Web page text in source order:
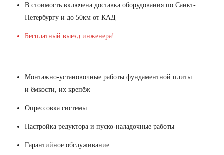
В стоимость включена доставка оборудования по Санкт-
Петербургу и до 50км от КАД
Бесплатный выезд инженера!
Монтажно-установочные работы фундаментной плиты
и ёмкости, их крепёж
Опрессовка системы
Настройка редуктора и пуско-наладочные работы
Гарантийное обслуживание